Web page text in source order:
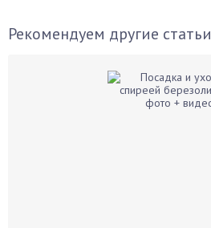
Рекомендуем другие статьи